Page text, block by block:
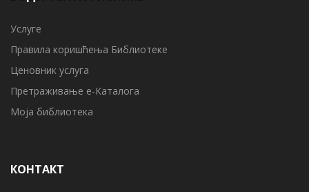
Услуге
Правила коришћења Библиотеке
Ценовник услуга
Претраживање е-Каталога
Моја библиотека
КОНТАКТ